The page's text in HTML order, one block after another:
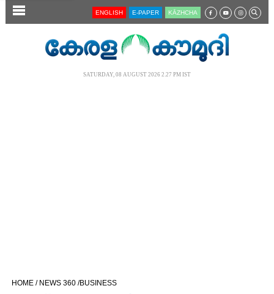
SECTIONS
CINEMA
ENGLISH E-PAPER KĀZHCHA
SATURDAY, 08 AUGUST 2026 2.27 PM IST
HOME / NEWS 360 /BUSINESS